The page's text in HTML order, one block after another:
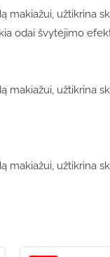
makiažui, užtikrina
odai švytėjimo
makiažui, užtikrina
makiažui, užtikrina